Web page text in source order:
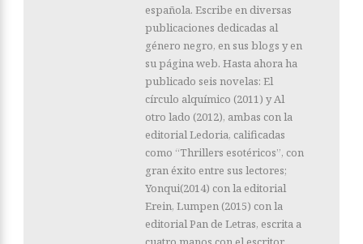
española. Escribe en diversas
publicaciones dedicadas al
género negro, en sus blogs y en
su página web. Hasta ahora ha
publicado seis novelas: El
círculo alquímico (2011) y Al
otro lado (2012), ambas con la
editorial Ledoria, calificadas
como “Thrillers esotéricos”, con
gran éxito entre sus lectores;
Yonqui(2014) con la editorial
Erein, Lumpen (2015) con la
editorial Pan de Letras, escrita a